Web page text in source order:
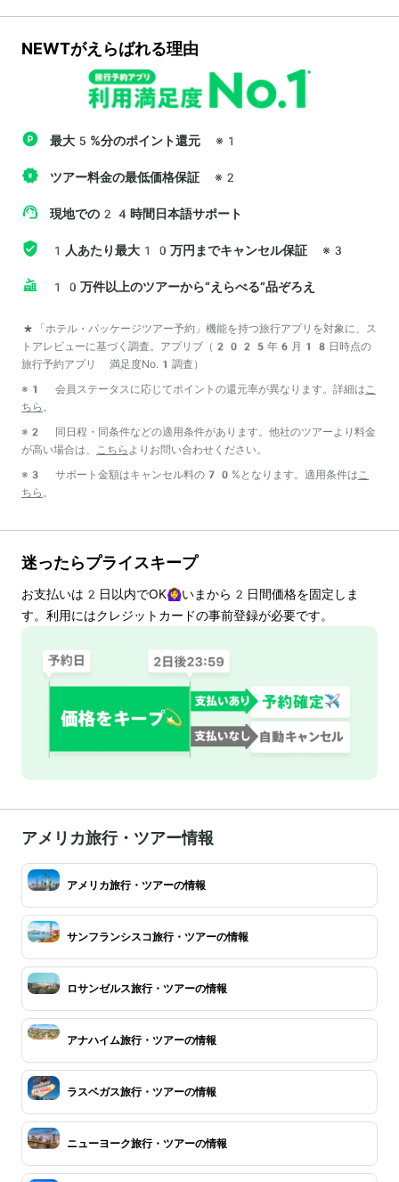
NEWTがえらばれる理由
最大5%分のポイント還元 ※1
ツアー料金の最低価格保証 ※2
現地での24時間日本語サポート
1人あたり最大10万円までキャンセル保証 ※3
10万件以上のツアーから“えらべる”品ぞろえ
*「ホテル・パッケージツアー予約」機能を持つ旅行アプリを対象に、ス
トアレビューに基づく調査。アプリブ（2025年6月18日時点の
旅行予約アプリ 満足度No.1調査）
※1 会員ステータスに応じてポイントの還元率が異なります。詳細は こ
ちら 。
※2 同日程・同条件などの適用条件があります。他社のツアーより料金
が高い場合は、
こちら よりお問い合わせください。
※3 サポート金額はキャンセル料の70%となります。適用条件は こ
ちら 。
迷ったらプライスキープ
お支払いは 2 日以内でOK🙆‍♀️いまから 2 日間価格を固定しま
す。利用にはクレジットカードの事前登録が必要です。
アメリカ旅行・ツアー情報
アメリカ旅行・ツアーの情報
サンフランシスコ旅行・ツアーの情報
ロサンゼルス旅行・ツアーの情報
アナハイム旅行・ツアーの情報
ラスベガス旅行・ツアーの情報
ニューヨーク旅行・ツアーの情報